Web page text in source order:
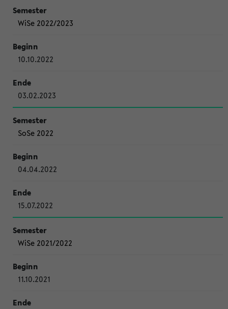
WiSe 2022/2023
10.10.2022
03.02.2023
SoSe 2022
04.04.2022
15.07.2022
WiSe 2021/2022
11.10.2021